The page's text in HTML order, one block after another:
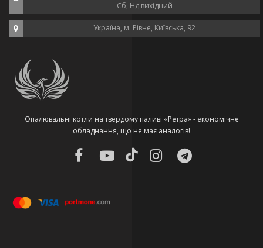
Сб, Нд вихідний
Україна, м. Рівне, Київська, 92
Опалювальні котли на твердому паливі «Ретра» - економічне
обладнання, що не має аналогів!